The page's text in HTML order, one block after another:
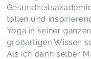
tollen und
Yoga in seiner
großartigen Wissen
Als ich dann selber